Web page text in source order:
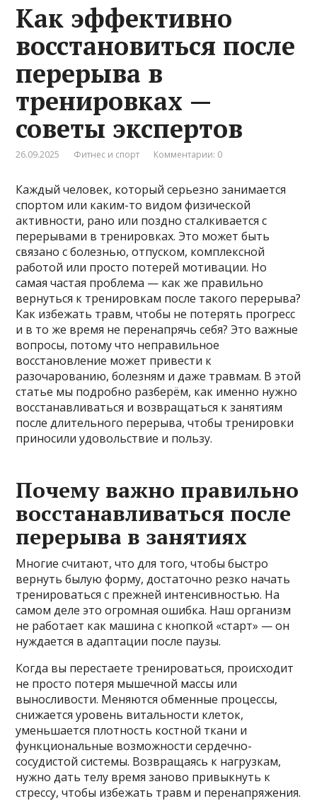
Как эффективно
восстановиться после
перерыва в
тренировках —
советы экспертов
26.09.2025 Фитнес и спорт Комментарии: 0
Каждый человек, который серьезно занимается
спортом или каким-то видом физической
активности, рано или поздно сталкивается с
перерывами в тренировках. Это может быть
связано с болезнью, отпуском, комплексной
работой или просто потерей мотивации. Но
самая частая проблема — как же правильно
вернуться к тренировкам после такого перерыва?
Как избежать травм, чтобы не потерять прогресс
и в то же время не перенапрячь себя? Это важные
вопросы, потому что неправильное
восстановление может привести к
разочарованию, болезням и даже травмам. В этой
статье мы подробно разберём, как именно нужно
восстанавливаться и возвращаться к занятиям
после длительного перерыва, чтобы тренировки
приносили удовольствие и пользу.
Почему важно правильно
восстанавливаться после
перерыва в занятиях
Многие считают, что для того, чтобы быстро
вернуть былую форму, достаточно резко начать
тренироваться с прежней интенсивностью. На
самом деле это огромная ошибка. Наш организм
не работает как машина с кнопкой «старт» — он
нуждается в адаптации после паузы.
Когда вы перестаете тренироваться, происходит
не просто потеря мышечной массы или
выносливости. Меняются обменные процессы,
снижается уровень витальности клеток,
уменьшается плотность костной ткани и
функциональные возможности сердечно-
сосудистой системы. Возвращаясь к нагрузкам,
нужно дать телу время заново привыкнуть к
стрессу, чтобы избежать травм и перенапряжения.